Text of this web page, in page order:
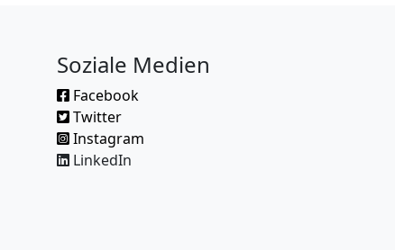
Soziale Medien
Facebook
Twitter
Instagram
LinkedIn